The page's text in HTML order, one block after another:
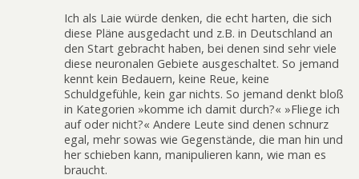
Ich als Laie würde denken, die echt harten, die sich
diese Pläne ausgedacht und z.B. in Deutschland an
den Start gebracht haben, bei denen sind sehr viele
diese neuronalen Gebiete ausgeschaltet. So jemand
kennt kein Bedauern, keine Reue, keine
Schuldgefühle, kein gar nichts. So jemand denkt bloß
in Kategorien »komme ich damit durch?« »Fliege ich
auf oder nicht?« Andere Leute sind denen schnurz
egal, mehr sowas wie Gegenstände, die man hin und
her schieben kann, manipulieren kann, wie man es
braucht.